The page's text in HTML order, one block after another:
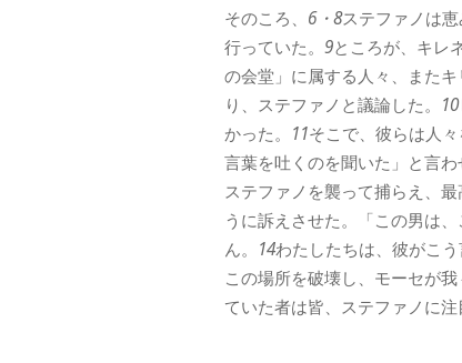
そのころ、 6・8ステファノは
行っていた。 9ところが、キレ
の会堂」に属する人々、また
り、ステファノと議論した。 10
かった。 11そこで、彼らは人
言葉を吐くのを聞いた」と言わ
ステファノを襲って捕らえ、最
うに訴えさせた。「この男は
ん。 14わたしたちは、彼がこ
この場所を破壊し、モーセが
ていた者は皆、ステファノに